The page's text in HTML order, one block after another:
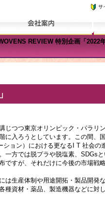
サ
REVIEW 特別企画「2022
つつ東京オリンピック・パラリ
入ろうとしています。この間、
ョン）における更なるI T 社会の
一方では脱プラや脱塩素、SDGs
すが、それだけに今後の市場戦
生産体制や用途開拓・製品開発
種資材・薬品、製造機器などに対